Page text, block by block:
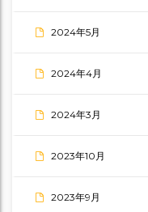
2024年5月
2024年4月
2024年3月
2023年10月
2023年9月